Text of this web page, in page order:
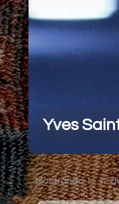
Yves
Mostrando 1 - 12